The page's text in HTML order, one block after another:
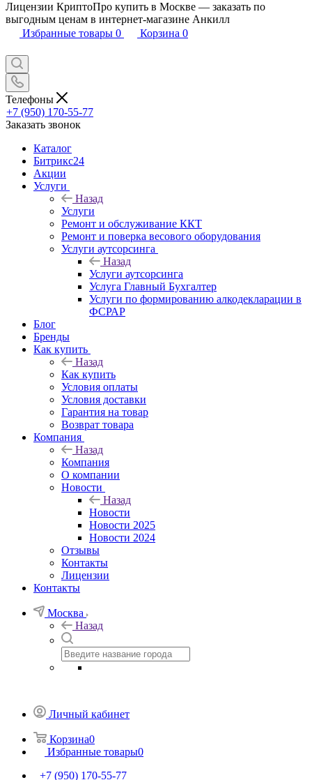
Лицензии КриптоПро купить в Москве — заказать по
выгодным ценам в интернет-магазине Анкилл
Избранные товары 0 Корзина 0
Телефоны
+7 (950) 170-55-77
Заказать звонок
Каталог
Битрикс24
Акции
Услуги
Назад
Услуги
Ремонт и обслуживание ККТ
Ремонт и поверка весового оборудования
Услуги аутсорсинга
Назад
Услуги аутсорсинга
Услуга Главный Бухгалтер
Услуги по формированию алкодекларации в
ФСРАР
Блог
Бренды
Как купить
Назад
Как купить
Условия оплаты
Условия доставки
Гарантия на товар
Возврат товара
Компания
Назад
Компания
О компании
Новости
Назад
Новости
Новости 2025
Новости 2024
Отзывы
Контакты
Лицензии
Контакты
Москва
Назад
Личный кабинет
Корзина0
Избранные товары0
+7 (950) 170-55-77